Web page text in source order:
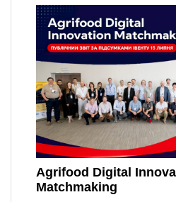
Agrifood Digital
Matchmaking